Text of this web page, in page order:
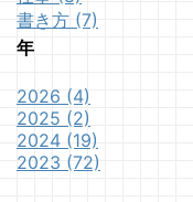
書き方 (7)
年
2026 (4)
2025 (2)
2024 (19)
2023 (72)